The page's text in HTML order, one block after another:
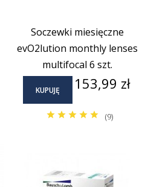
Zestawy promocyjne
Soczewki na sztuki
Soczewki miesięczne
evO2lution monthly lenses
multifocal 6 szt.
KUPUJĘ Cena
153,99 zł
(9)